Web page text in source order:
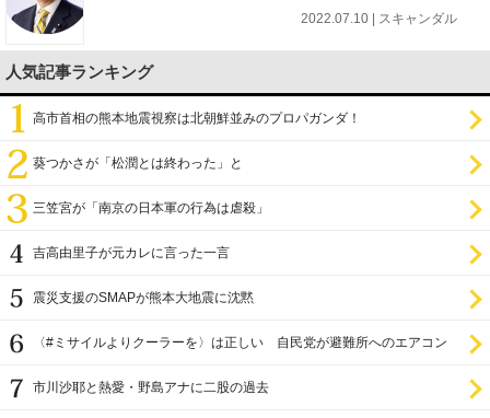
2022.07.10 | スキャンダル
人気記事ランキング
高市首相の熊本地震視察は北朝鮮並みのプロパガンダ！
葵つかさが「松潤とは終わった」と
三笠宮が「南京の日本軍の行為は虐殺」
吉高由里子が元カレに言った一言
震災支援のSMAPが熊本大地震に沈黙
〈#ミサイルよりクーラーを〉は正しい 自民党が避難所へのエアコン
市川沙耶と熱愛・野島アナに二股の過去